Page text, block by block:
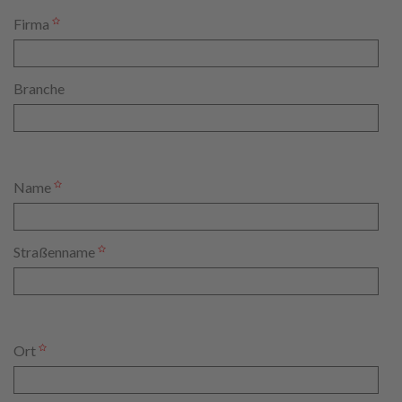
Firma
Branche
Name
Straßenname
Ort